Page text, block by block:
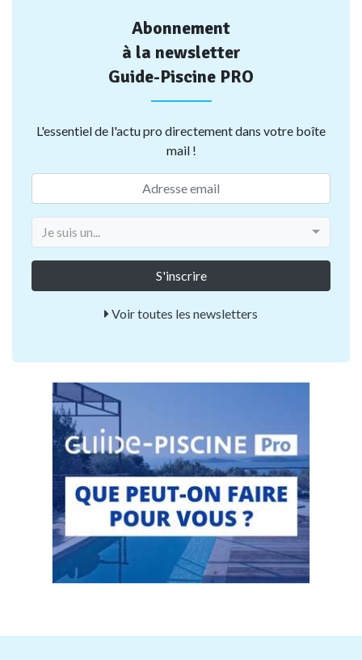
Abonnement
à la newsletter
Guide-Piscine PRO
L'essentiel de l'actu pro directement dans votre boîte
mail !
Je suis un...
Voir toutes les newsletters